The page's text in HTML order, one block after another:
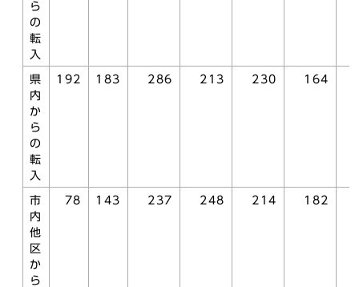
ら
の
転
入
県
内
か
ら
の
転
入
192 183 286 213 230 164
市
内
他
区
か
ら
78 143 237 248 214 182